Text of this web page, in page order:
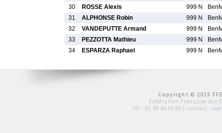
30
ROSSE Alexis 999 N
31
ALPHONSE Robin 999 N
32
VANDEPUTTE Armand 999 N
33
PEZZOTTA Mathieu 999 N
34
ESPARZA Raphael 999 N
Copyright © 2015
Fédération Française des
tél : 01 39 44 65 80 | contact :